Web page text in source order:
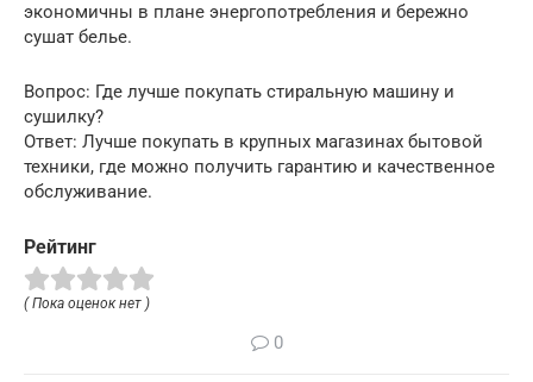
экономичны в плане энергопотребления и бережно
сушат белье.
Вопрос: Где лучше покупать стиральную машину и
сушилку?
Ответ: Лучше покупать в крупных магазинах бытовой
техники, где можно получить гарантию и качественное
обслуживание.
Рейтинг
( Пока оценок нет )
0